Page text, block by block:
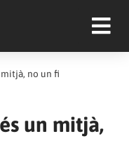
mitjà, no un fi
un mitjà,